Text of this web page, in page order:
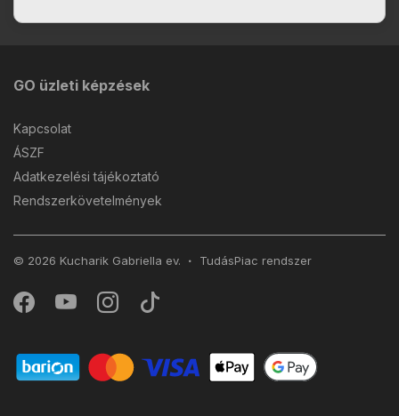
GO üzleti képzések
Kapcsolat
ÁSZF
Adatkezelési tájékoztató
Rendszerkövetelmények
© 2026 Kucharik Gabriella ev. TudásPiac rendszer